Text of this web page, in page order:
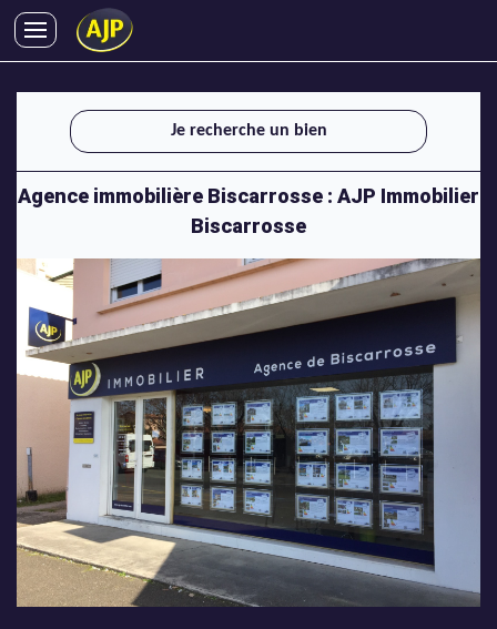
LOCATIONS
IMMOBILIER NEUF
LOCATIONS DE VACANCES
ENTREPRISES
DEVENIR FRANCHISÉ
AJP Recrute
AJP Actualités
Service Qualité Clients
Je recherche un bien
Agence immobilière Biscarrosse : AJP Immobilier
Biscarrosse